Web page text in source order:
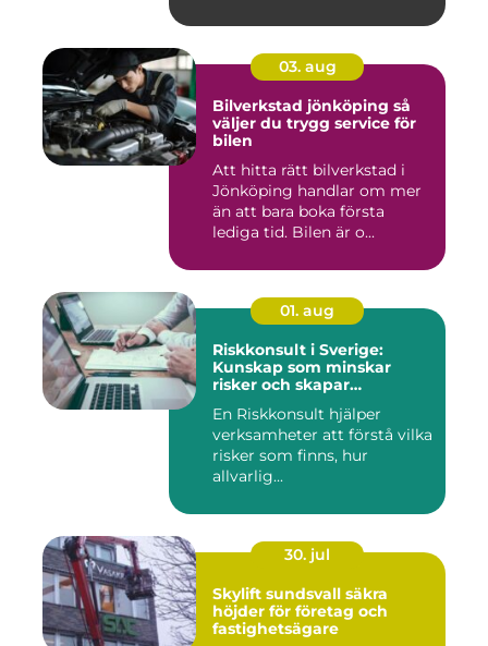
03. aug
Bilverkstad jönköping så
väljer du trygg service för
bilen
Att hitta rätt bilverkstad i
Jönköping handlar om mer
än att bara boka första
lediga tid. Bilen är o...
01. aug
Riskkonsult i Sverige:
Kunskap som minskar
risker och skapar
En Riskkonsult hjälper
verksamheter att förstå vilka
risker som finns, hur
allvarlig...
30. jul
Skylift sundsvall säkra
höjder för företag och
fastighetsägare